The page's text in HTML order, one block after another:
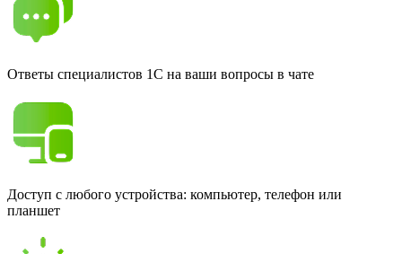
Ответы специалистов 1С на ваши вопросы в чате
Доступ с любого устройства: компьютер, телефон или
планшет